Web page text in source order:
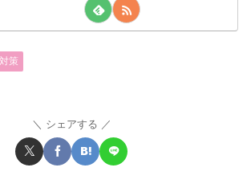
策
シェアする